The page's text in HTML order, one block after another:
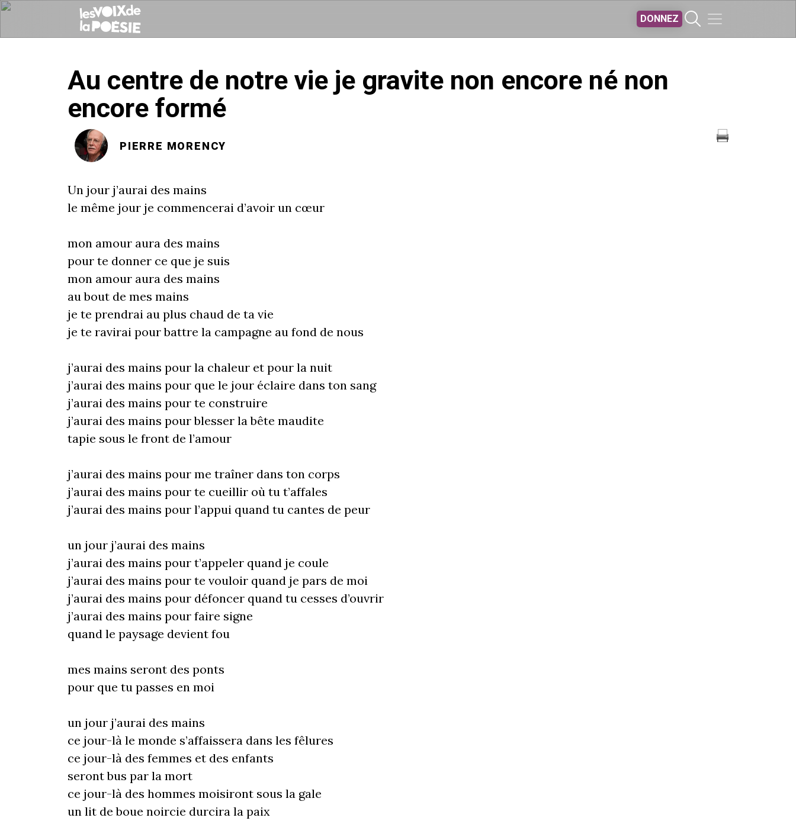
DONNEZ
Au centre de notre vie je gravite non encore né non
encore formé
PIERRE MORENCY
Un jour j’aurai des mains
le même jour je commencerai d’avoir un cœur
mon amour aura des mains
pour te donner ce que je suis
mon amour aura des mains
au bout de mes mains
je te prendrai au plus chaud de ta vie
je te ravirai pour battre la campagne au fond de nous
j’aurai des mains pour la chaleur et pour la nuit
j’aurai des mains pour que le jour éclaire dans ton sang
j’aurai des mains pour te construire
j’aurai des mains pour blesser la bête maudite
tapie sous le front de l’amour
j’aurai des mains pour me traîner dans ton corps
j’aurai des mains pour te cueillir où tu t’affales
j’aurai des mains pour l’appui quand tu cantes de peur
un jour j’aurai des mains
j’aurai des mains pour t’appeler quand je coule
j’aurai des mains pour te vouloir quand je pars de moi
j’aurai des mains pour défoncer quand tu cesses d’ouvrir
j’aurai des mains pour faire signe
quand le paysage devient fou
mes mains seront des ponts
pour que tu passes en moi
un jour j’aurai des mains
ce jour-là le monde s’affaissera dans les fêlures
ce jour-là des femmes et des enfants
seront bus par la mort
ce jour-là des hommes moisiront sous la gale
un lit de boue noircie durcira la paix